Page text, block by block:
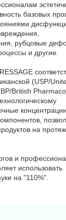
базовых
рубцовые
и другие.
(USP/
British
концентрации
на
и
использовать
на "110%".